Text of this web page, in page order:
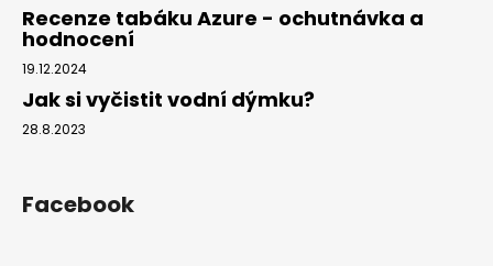
Recenze tabáku Azure - ochutnávka a
hodnocení
19.12.2024
Jak si vyčistit vodní dýmku?
28.8.2023
Facebook